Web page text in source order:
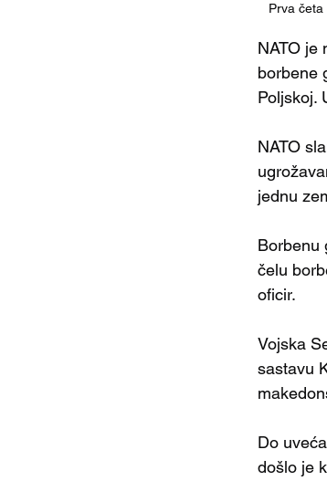
Prva
NATO je
borbene
Poljskoj.
NATO
jednu
Borbenu
čelu
oficir.
Vojska
sastavu
Do
došlo je